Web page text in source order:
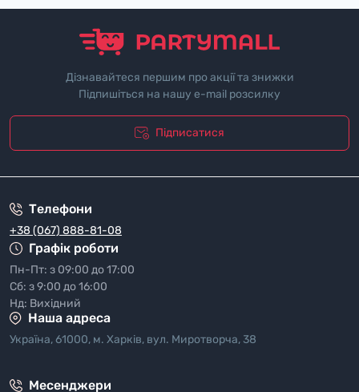
Дізнавайтеся першим про акції та знижки
Підпишіться на нашу e-mail розсилку
Підписатися
Телефони
+38 (067) 888-81-08
Графік роботи
Пн-Пт: з 09:00 до 17:00
Сб: з 9:00 до 16:00
Нд: Вихідний
Наша адреса
Україна, 61000, м. Харків, вул. Миротворча, 38
Месенджери